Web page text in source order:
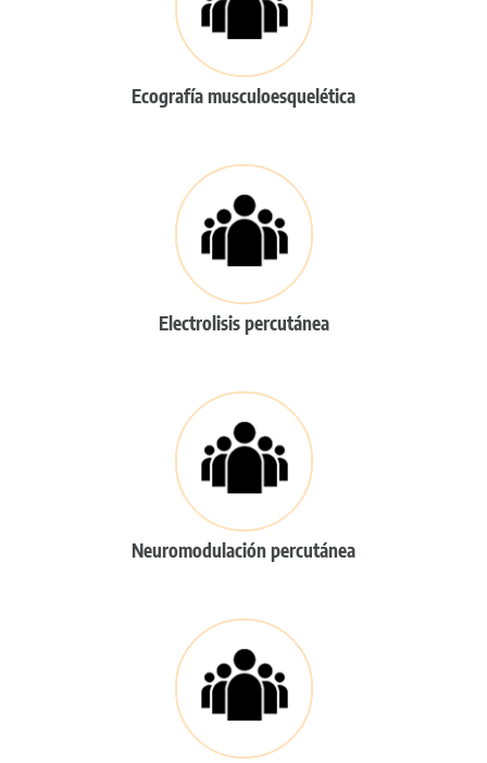
Ecografía musculoesquelética
Electrolisis percutánea
Neuromodulación percutánea